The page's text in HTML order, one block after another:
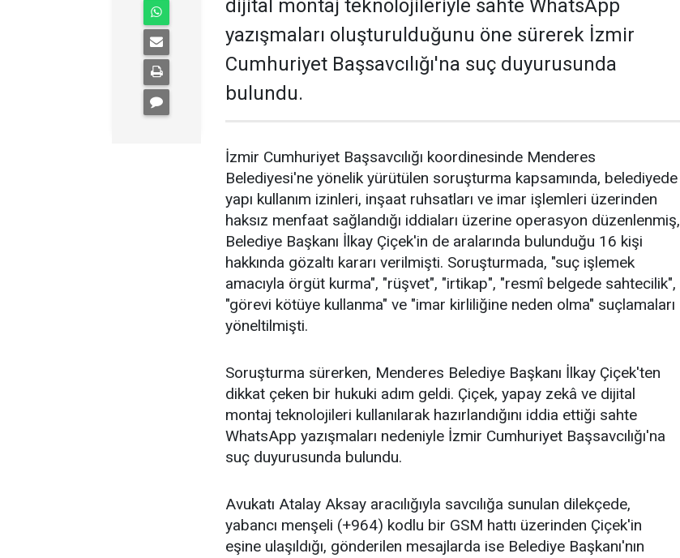
dijital montaj teknolojileriyle sahte WhatsApp
yazışmaları oluşturulduğunu öne sürerek İzmir
Cumhuriyet Başsavcılığı'na suç duyurusunda
bulundu.
İzmir Cumhuriyet Başsavcılığı koordinesinde Menderes
Belediyesi'ne yönelik yürütülen soruşturma kapsamında, belediyede
yapı kullanım izinleri, inşaat ruhsatları ve imar işlemleri üzerinden
haksız menfaat sağlandığı iddiaları üzerine operasyon düzenlenmiş,
Belediye Başkanı İlkay Çiçek'in de aralarında bulunduğu 16 kişi
hakkında gözaltı kararı verilmişti. Soruşturmada, "suç işlemek
amacıyla örgüt kurma", "rüşvet", "irtikap", "resmî belgede sahtecilik",
"görevi kötüye kullanma" ve "imar kirliliğine neden olma" suçlamaları
yöneltilmişti.
Soruşturma sürerken, Menderes Belediye Başkanı İlkay Çiçek'ten
dikkat çeken bir hukuki adım geldi. Çiçek, yapay zekâ ve dijital
montaj teknolojileri kullanılarak hazırlandığını iddia ettiği sahte
WhatsApp yazışmaları nedeniyle İzmir Cumhuriyet Başsavcılığı'na
suç duyurusunda bulundu.
Avukatı Atalay Aksay aracılığıyla savcılığa sunulan dilekçede,
yabancı menşeli (+964) kodlu bir GSM hattı üzerinden Çiçek'in
eşine ulaşıldığı, gönderilen mesajlarda ise Belediye Başkanı'nın